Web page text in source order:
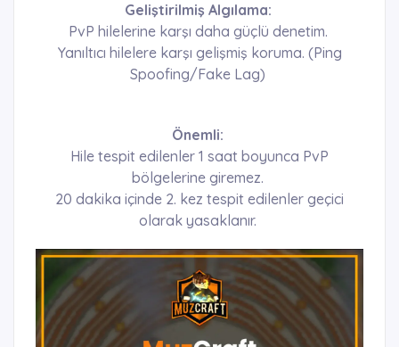
Geliştirilmiş Algılama:
PvP hilelerine karşı daha güçlü denetim.
Yanıltıcı hilelere karşı gelişmiş koruma. (Ping
Spoofing/Fake Lag)
Önemli:
Hile tespit edilenler 1 saat boyunca PvP
bölgelerine giremez.
20 dakika içinde 2. kez tespit edilenler geçici
olarak yasaklanır.